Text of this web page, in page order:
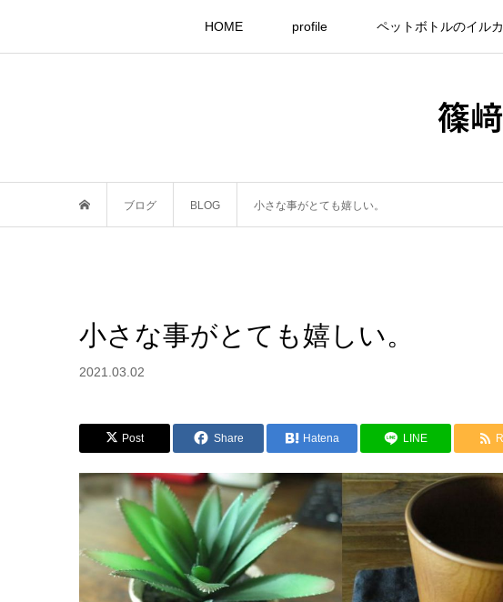
HOME profile ペットボトルのイル
篠
ブログ BLOG 小さな事がとても嬉しい。
小さな事がとても嬉しい。
2021.03.02
Post Share Hatena LINE